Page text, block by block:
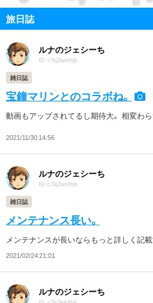
旅日誌
ルナのジェシーち
ID: c7kj2wkfftjb
雑日誌
宝鐘マリンとのコラボね。
動画もアップされてるし期待大。 相変わ
2021/11/30 14:56
ルナのジェシーち
ID: c7kj2wkfftjb
雑日誌
メンテナンス長い。
メンテナンスが長いならもっと詳しく記載
2021/02/24 21:01
ルナのジェシーち